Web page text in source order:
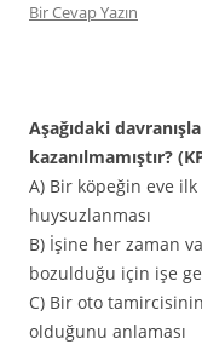
Bir Cevap Yazın
Aşağıdaki
kazanılmamıştır?
A) Bir köpeğin eve
huysuzlanması
B) İşine her zaman
bozulduğu için işe
C) Bir oto
olduğunu anlaması